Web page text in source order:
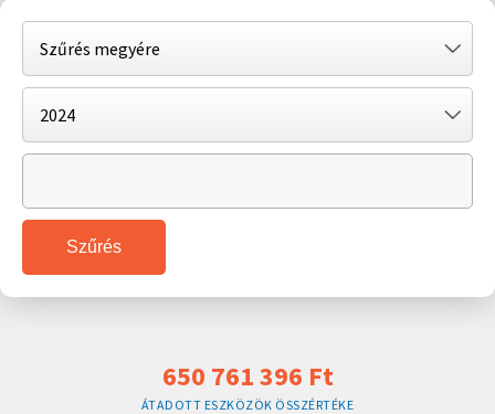
Szűrés
650 761 396 Ft
ÁTADOTT ESZKÖZÖK ÖSSZÉRTÉKE